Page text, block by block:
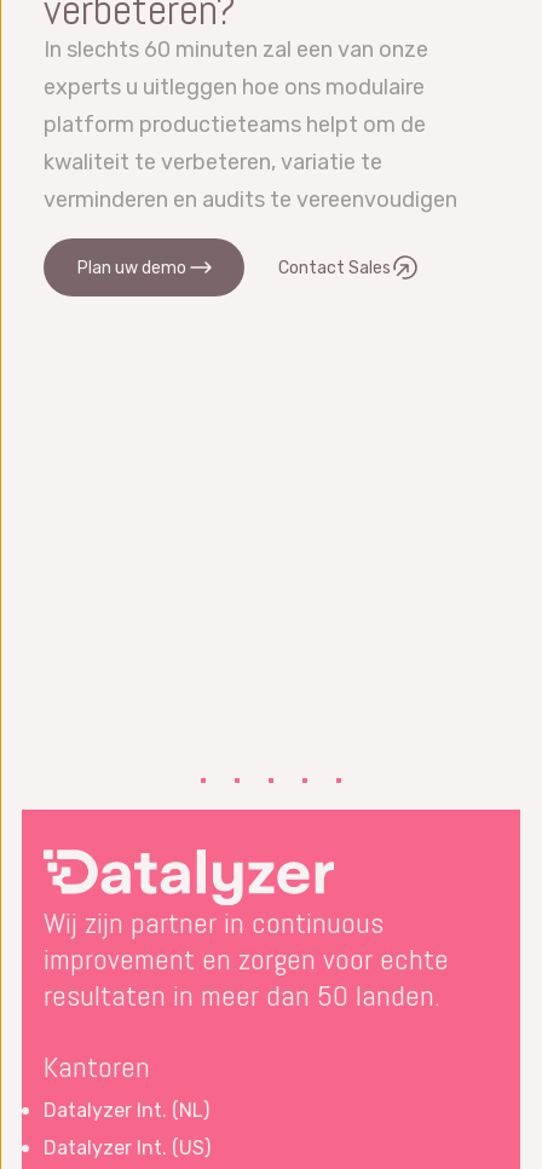
In slechts 60 minuten zal een van onze
experts u uitleggen hoe ons modulaire
platform productieteams helpt om de
kwaliteit te verbeteren, variatie te
verminderen en audits te vereenvoudigen
Plan uw demo Contact Sales
Wij zijn partner in continuous
improvement en zorgen voor echte
resultaten in meer dan 50 landen.
Kantoren
Datalyzer Int. (NL)
Datalyzer Int. (US)